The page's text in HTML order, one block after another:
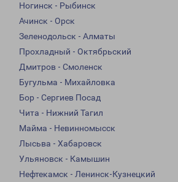
Ногинск - Рыбинск
Ачинск - Орск
Зеленодольск - Алматы
Прохладный - Октябрьский
Дмитров - Смоленск
Бугульма - Михайловка
Бор - Сергиев Посад
Чита - Нижний Тагил
Майма - Невинномысск
Лысьва - Хабаровск
Ульяновск - Камышин
Нефтекамск - Ленинск-Кузнецкий